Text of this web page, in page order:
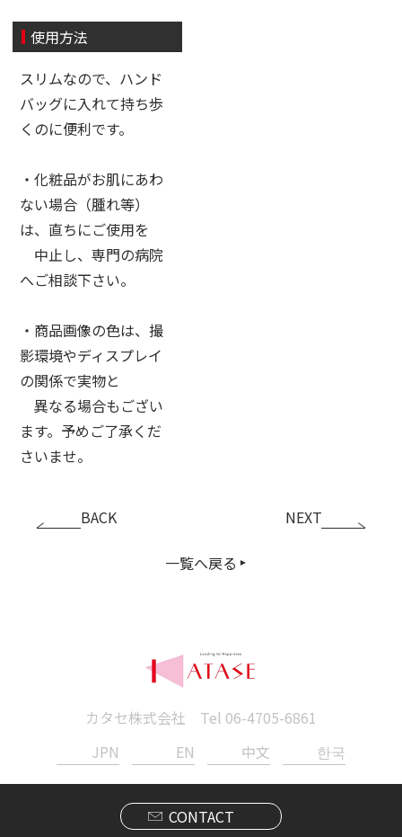
使用方法
スリムなので、ハンド
バッグに入れて持ち歩
くのに便利です。
・化粧品がお肌にあわ
ない場合（腫れ等）
は、直ちにご使用を
中止し、専門の病院
へご相談下さい。
・商品画像の色は、撮
影環境やディスプレイ
の関係で実物と
異なる場合もござい
ます。予めご了承くだ
さいませ。
BACK
一覧へ戻る
NEXT
カタセ株式会社 Tel 06-4705-6861
JPN
EN 中文 한국
CONTACT